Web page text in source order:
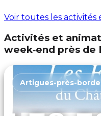
Voir toutes les activités
Activités et
week‑end près de